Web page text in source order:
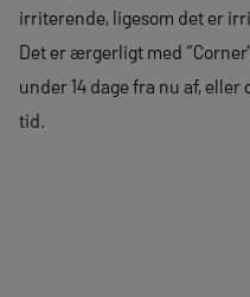
irriterende, ligesom det er
Det er ærgerligt med
under 14 dage fra nu af,
tid.